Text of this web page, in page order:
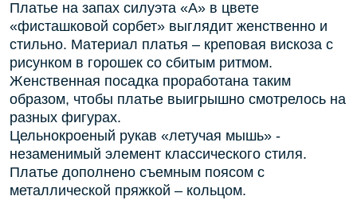
Платье на запах силуэта «А» в цвете
«фисташковой сорбет» выглядит женственно и
стильно. Материал платья – креповая вискоза с
рисунком в горошек со сбитым ритмом.
Женственная посадка проработана таким
образом, чтобы платье выигрышно смотрелось на
разных фигурах.
Цельнокроеный рукав «летучая мышь» -
незаменимый элемент классического стиля.
Платье дополнено съемным поясом с
металлической пряжкой – кольцом.